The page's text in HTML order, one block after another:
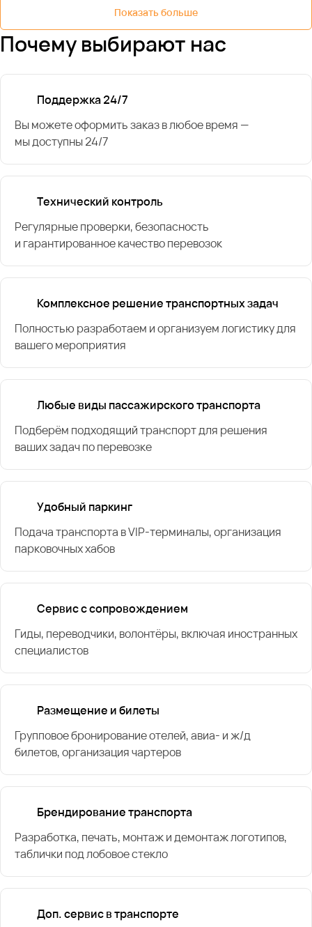
Показать больше
Почему выбирают нас
Поддержка 24/7
Вы можете оформить заказ в любое время —
мы доступны 24/7
Технический контроль
Регулярные проверки, безопасность
и гарантированное качество перевозок
Комплексное решение транспортных задач
Полностью разработаем и организуем логистику для
вашего мероприятия
Любые виды пассажирского транспорта
Подберём подходящий транспорт для решения
ваших задач по перевозке
Удобный паркинг
Подача транспорта в VIP-терминалы, организация
парковочных хабов
Сервис с сопровождением
Гиды, переводчики, волонтёры, включая иностранных
специалистов
Размещение и билеты
Групповое бронирование отелей, авиа- и ж/д
билетов, организация чартеров
Брендирование транспорта
Разработка, печать, монтаж и демонтаж логотипов,
таблички под лобовое стекло
Доп. сервис в транспорте